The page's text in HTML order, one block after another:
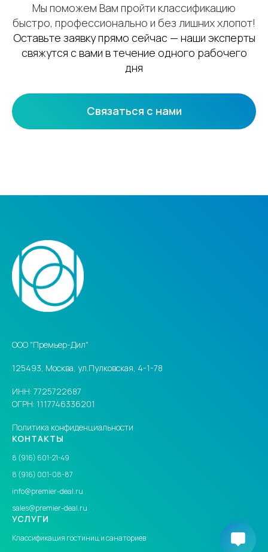
Мы поможем Вам пройти классификацию
быстро, профессионально и без лишних хлопот!
Оставьте заявку прямо сейчас — наши эксперты
свяжутся с вами в течение одного рабочего
дня
Связаться с нами
ООО "Премьер-Дил"
125493, Москва, ул.Пулковская, 4-1-78
ИНН: 7725722687
ОГРН: 1117746336201
Политика конфиденциальности
КОНТАКТЫ
8 (916) 601-21-49
8 (916) 001-08-87
info@premier-deal.ru
sales@premier-deal.ru
УСЛУГИ
Классификация гостиници санаториев